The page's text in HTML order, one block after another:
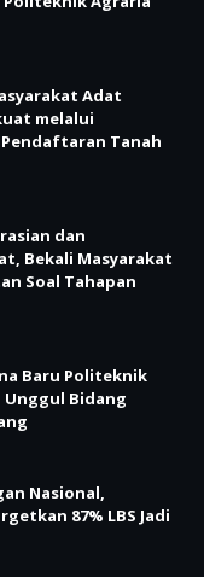
Adat
melalui
Tanah
dan
Bekali Masyarakat
Soal Tahapan
Baru Politeknik
Unggul Bidang
Nasional,
87% LBS Jadi